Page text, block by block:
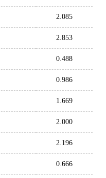
2.085
2.853
0.488
0.986
1.669
2.000
2.196
0.666